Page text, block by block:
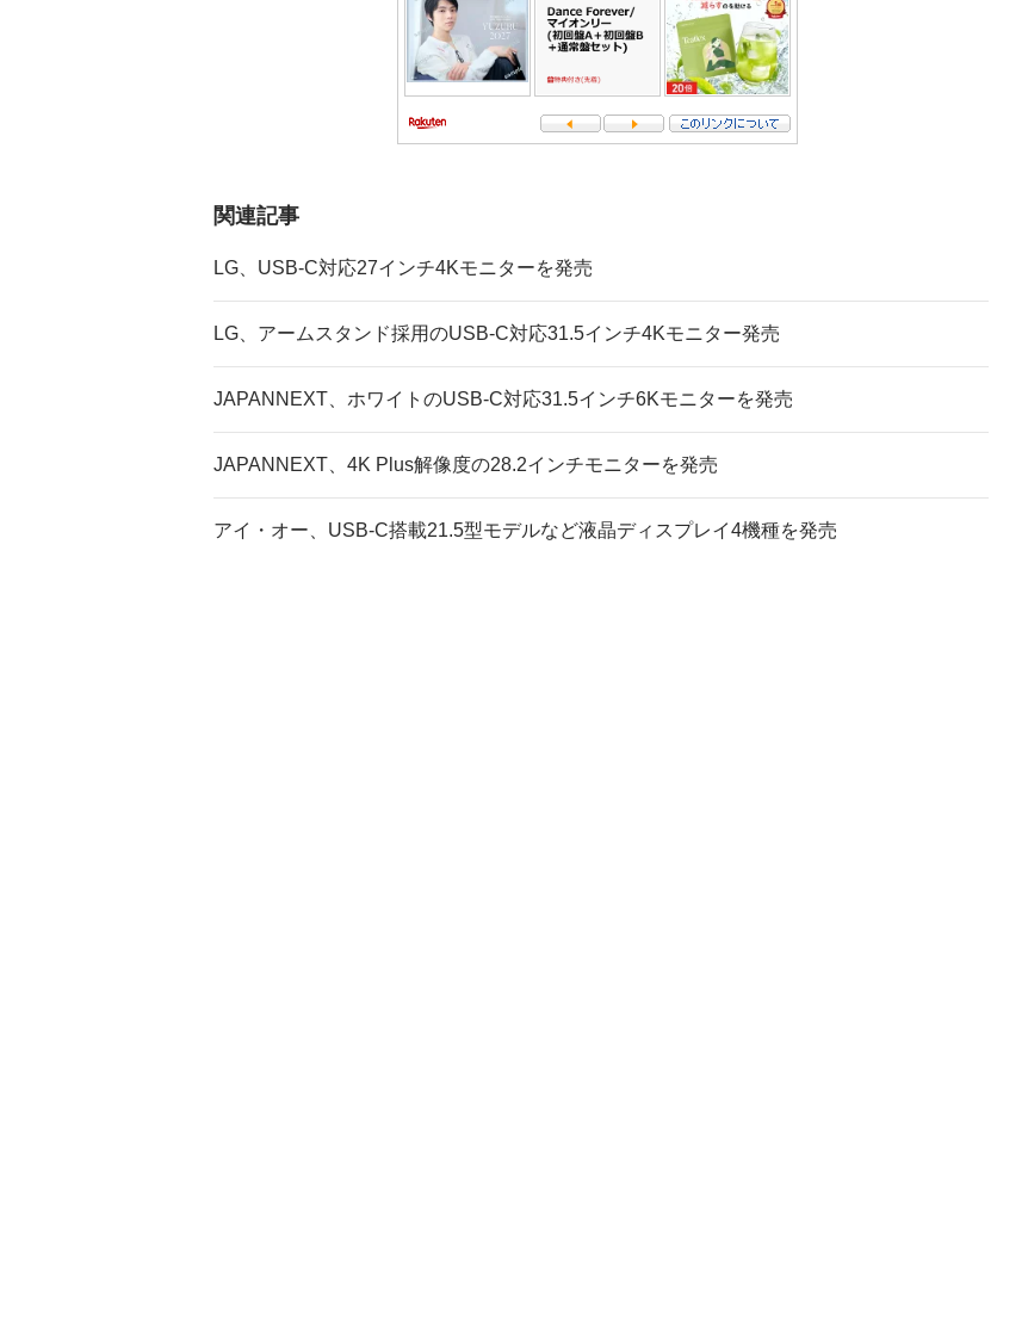
関連記事
LG、USB-C対応27インチ4Kモニターを発売
LG、アームスタンド採用のUSB-C対応31.5インチ4Kモニター発売
JAPANNEXT、ホワイトのUSB-C対応31.5インチ6Kモニターを発売
JAPANNEXT、4K Plus解像度の28.2インチモニターを発売
アイ・オー、USB-C搭載21.5型モデルなど液晶ディスプレイ4機種を発売